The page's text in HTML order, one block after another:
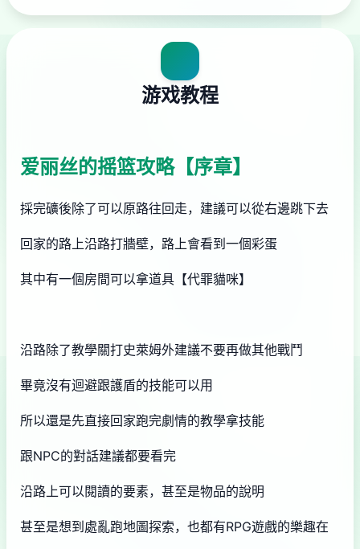
游戏教程
爱丽丝的摇篮攻略【序章】
採完礦後除了可以原路往回走，建議可以從右邊跳下去
回家的路上沿路打牆壁，路上會看到一個彩蛋
其中有一個房間可以拿道具【代罪貓咪】
沿路除了教學關打史萊姆外建議不要再做其他戰鬥
畢竟沒有迴避跟護盾的技能可以用
所以還是先直接回家跑完劇情的教學拿技能
跟NPC的對話建議都要看完
沿路上可以閱讀的要素，甚至是物品的說明
甚至是想到處亂跑地圖探索，也都有RPG遊戲的樂趣在